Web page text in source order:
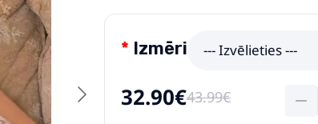
Izmēri --- Izvēlieties ---
32.90€43.99€